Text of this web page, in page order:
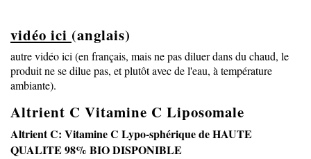
vidéo ici (anglais)
autre vidéo ici (en français, mais ne pas diluer dans du chaud, le
produit ne se dilue pas, et plutôt avec de l'eau, à température
ambiante).
Altrient C Vitamine C Liposomale
Altrient C: Vitamine C Lypo-sphérique de HAUTE
QUALITE 98% BIO DISPONIBLE